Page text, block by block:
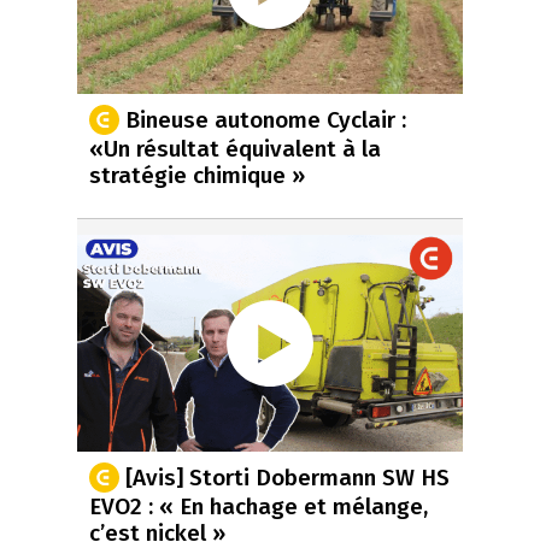
Bineuse autonome Cyclair :
«Un résultat équivalent à la
stratégie chimique »
[Avis] Storti Dobermann SW HS
EVO2 : « En hachage et mélange,
c’est nickel »